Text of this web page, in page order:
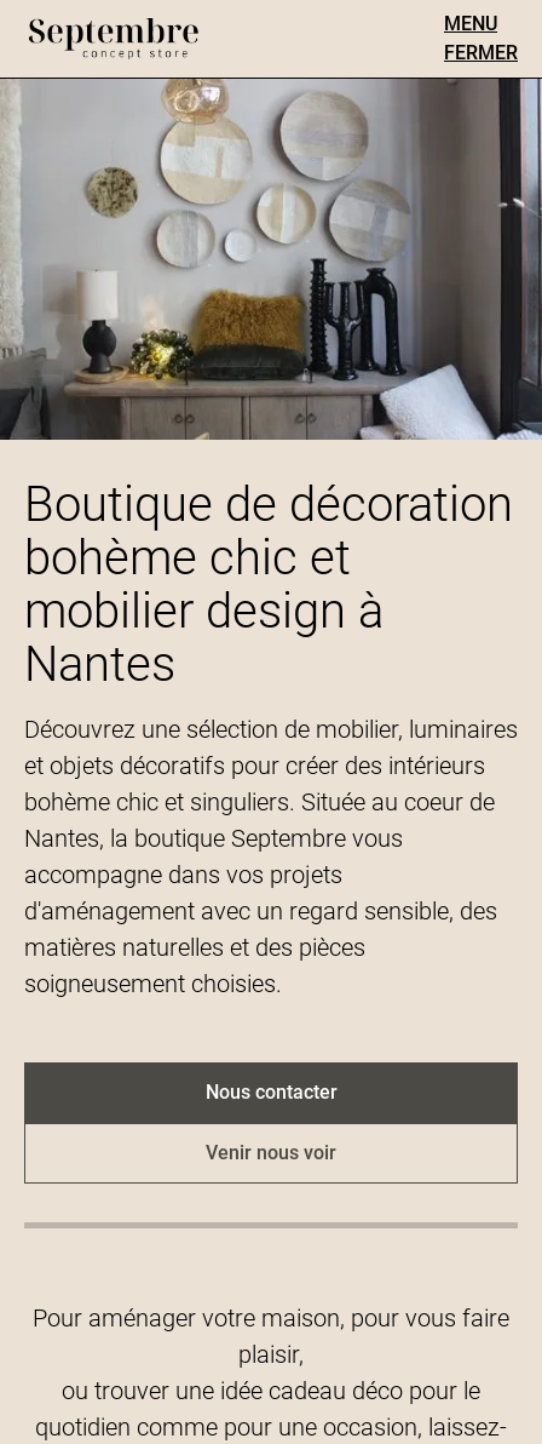
MENU
FERMER
Boutique de décoration
bohème chic et
mobilier design à
Nantes
Découvrez une sélection de mobilier, luminaires
et objets décoratifs pour créer des intérieurs
bohème chic et singuliers. Située au coeur de
Nantes, la boutique Septembre vous
accompagne dans vos projets
d'aménagement avec un regard sensible, des
matières naturelles et des pièces
soigneusement choisies.
Nous contacter
Venir nous voir
Pour aménager votre maison, pour vous faire
plaisir,
ou trouver une idée cadeau déco pour le
quotidien comme pour une occasion, laissez-